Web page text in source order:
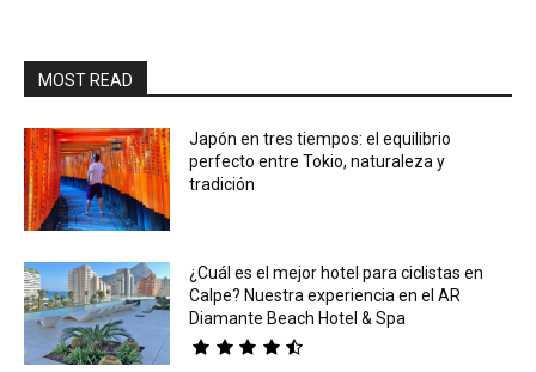
MOST READ
Japón en tres tiempos: el equilibrio
perfecto entre Tokio, naturaleza y
tradición
¿Cuál es el mejor hotel para ciclistas en
Calpe? Nuestra experiencia en el AR
Diamante Beach Hotel & Spa